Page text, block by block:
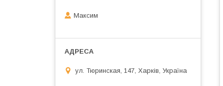
Максим
ул. Тюринская, 147, Харків, Україна